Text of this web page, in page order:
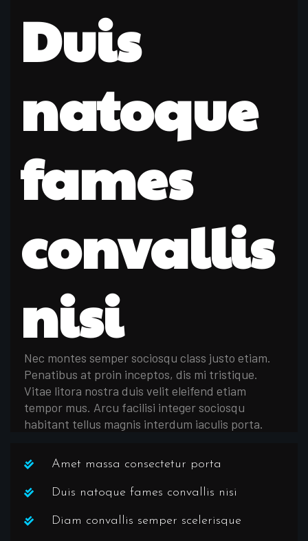
Duis
natoque
fames
convallis
nisi
Nec montes semper sociosqu class justo etiam.
Penatibus at proin inceptos, dis mi tristique.
Vitae litora nostra duis velit eleifend etiam
tempor mus. Arcu facilisi integer sociosqu
habitant tellus magnis interdum iaculis porta.
Amet massa consectetur porta
Duis natoque fames convallis nisi
Diam convallis semper scelerisque